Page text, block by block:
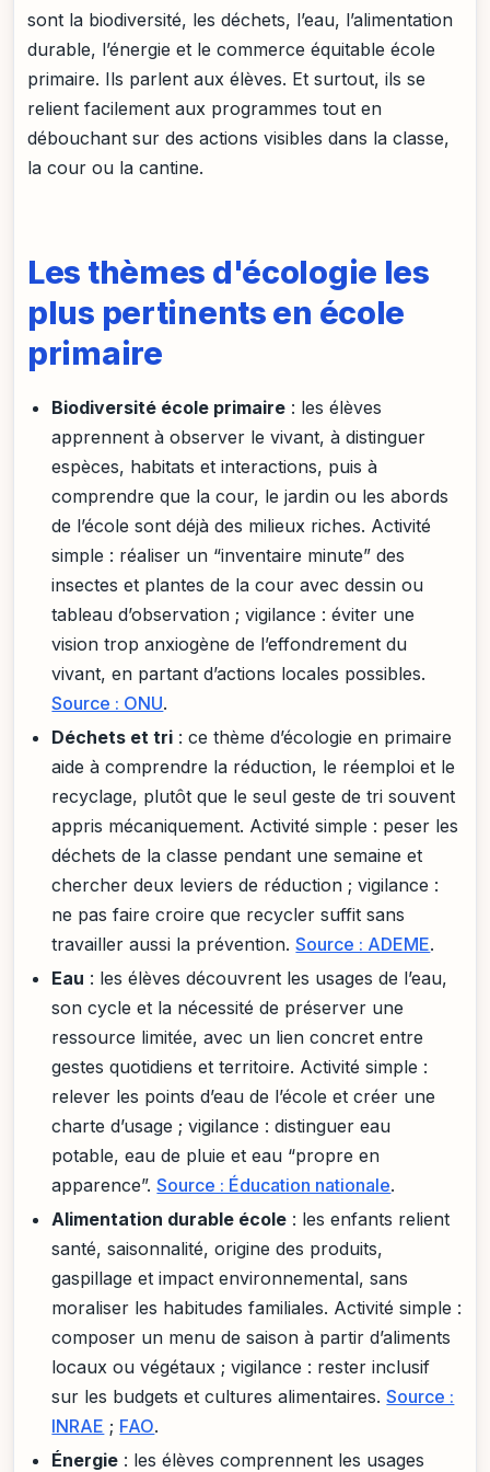
sont la biodiversité, les déchets, l’eau, l’alimentation
durable, l’énergie et le commerce équitable école
primaire. Ils parlent aux élèves. Et surtout, ils se
relient facilement aux programmes tout en
débouchant sur des actions visibles dans la classe,
la cour ou la cantine.
Les thèmes d'écologie les
plus pertinents en école
primaire
Biodiversité école primaire : les élèves
apprennent à observer le vivant, à distinguer
espèces, habitats et interactions, puis à
comprendre que la cour, le jardin ou les abords
de l’école sont déjà des milieux riches. Activité
simple : réaliser un “inventaire minute” des
insectes et plantes de la cour avec dessin ou
tableau d’observation ; vigilance : éviter une
vision trop anxiogène de l’effondrement du
vivant, en partant d’actions locales possibles.
Source : ONU.
Déchets et tri : ce thème d’écologie en primaire
aide à comprendre la réduction, le réemploi et le
recyclage, plutôt que le seul geste de tri souvent
appris mécaniquement. Activité simple : peser les
déchets de la classe pendant une semaine et
chercher deux leviers de réduction ; vigilance :
ne pas faire croire que recycler suffit sans
travailler aussi la prévention.Source : ADEME.
Eau : les élèves découvrent les usages de l’eau,
son cycle et la nécessité de préserver une
ressource limitée, avec un lien concret entre
gestes quotidiens et territoire. Activité simple :
relever les points d’eau de l’école et créer une
charte d’usage ; vigilance : distinguer eau
potable, eau de pluie et eau “propre en
apparence”.Source : Éducation nationale.
Alimentation durable école : les enfants relient
santé, saisonnalité, origine des produits,
gaspillage et impact environnemental, sans
moraliser les habitudes familiales. Activité simple :
composer un menu de saison à partir d’aliments
locaux ou végétaux ; vigilance : rester inclusif
sur les budgets et cultures alimentaires.Source :
INRAE ; FAO.
Énergie : les élèves comprennent les usages